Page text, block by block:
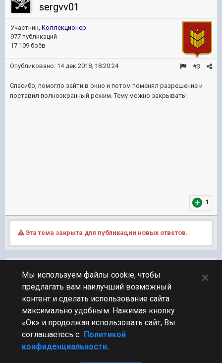
sergvv01
Участник, Коллекционер
977 публикаций
17 109 боёв
#3
Опубликовано: 14 дек 2018, 18:20:24
Спасибо, помогло зайти в окно и потом поменял разрешение и
поставил полноэкранный режим. Тему можно закрывать!
1
Эта тема закрыта для публикации новых ответов.
ПЕРЕЙТИ К СПИСКУ ТЕМ
Технические вопросы
Стиль
Мы используем файлы cookie, чтобы
предлагать вам наилучший возможный
контент и сделать использование сайта
максимально удобным. Нажимая кнопку
«Ок» и продолжая использовать сайт, Вы
соглашаетесь с Политикой
конфиденциальности.
×